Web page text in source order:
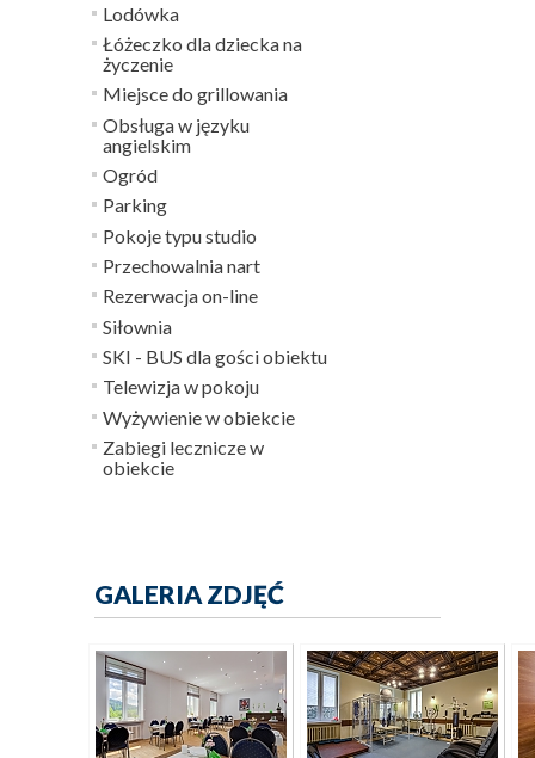
Lodówka
Łóżeczko dla dziecka na
życzenie
Miejsce do grillowania
Obsługa w języku
angielskim
Ogród
Parking
Pokoje typu studio
Przechowalnia nart
Rezerwacja on-line
Siłownia
SKI - BUS dla gości obiektu
Telewizja w pokoju
Wyżywienie w obiekcie
Zabiegi lecznicze w
obiekcie
GALERIA ZDJĘĆ